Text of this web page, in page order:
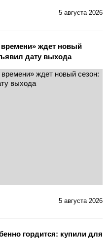
5 августа 2026
времени» ждет новый
дату выхода
5 августа 2026
гордится: купили для